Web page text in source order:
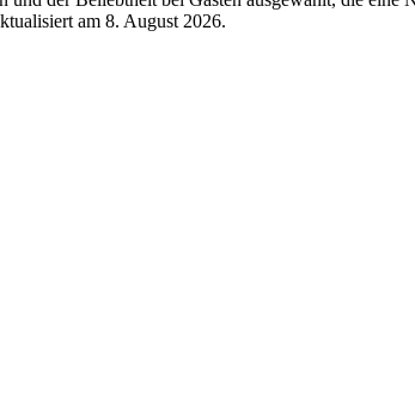
am 8. August 2026.